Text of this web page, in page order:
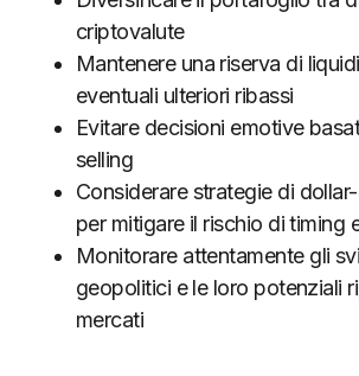
criptovalute
Mantenere una riserva di
eventuali ulteriori ribassi
Evitare decisioni emotive
selling
Considerare strategie di
per mitigare il rischio di timing
Monitorare attentamente gli
geopolitici e le loro potenziali
mercati